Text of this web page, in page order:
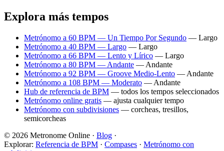
Explora más tempos
Metrónomo a 60 BPM — Un Tiempo Por Segundo — Largo
Metrónomo a 40 BPM — Largo — Largo
Metrónomo a 66 BPM — Lento y Lírico — Largo
Metrónomo a 80 BPM — Andante — Andante
Metrónomo a 92 BPM — Groove Medio-Lento — Andante
Metrónomo a 108 BPM — Moderato — Andante
Hub de referencia de BPM — todos los tempos seleccionados
Metrónomo online gratis — ajusta cualquier tempo
Metrónomo con subdivisiones — corcheas, tresillos,
semicorcheas
© 2026 Metronome Online · Blog ·
Explorar: Referencia de BPM · Compases · Metrónomo con